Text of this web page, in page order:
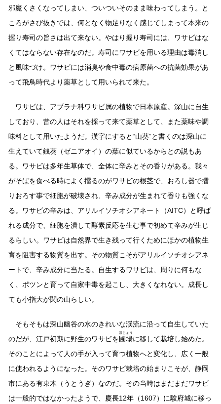
納豆 Fibee
千夜
スペシャルサイト
お酢を知ろう！
すしラボ
ぽん酢サワー
鍋奉行マニュアル
ミツカンのCM
ロングセラー商品 ＋ おすすめレシピ
人気商品 ＋ おすすめレシピ
MIM（ミツカンミュージアム）
各部門が大切にしていること
キッザニア東京「ぽん酢工房」
販売終了製品のご案内
お問い合わせ
地図から取り扱い店舗を探す
ミツカン公式通販
検索
業務用サイト ミツカングループについて 製造所固有記号一覧
邪魔くさくなってしまい、ついついそのまま味わってしまう。と
ころがさび抜きでは、何となく物足りなく感じてしまって本来の
握り寿司の旨さは出て来ない。やはり握り寿司には、ワサビはな
くてはならない存在なのだ。寿司にワサビを用いる理由は毒消し
と風味づけ。ワサビには消臭や食中毒の病原菌への抗菌効果があ
って飛鳥時代より薬草として用いられて来た。
ワサビは、アブラナ科ワサビ属の植物で日本原産。深山に自生
しており、昔の人はそれを採って来て薬草として、また薬味や調
味料として用いたようだ。漢字にすると“山葵”と書くのは深山に
生えていて銭葵（ゼニアオイ）の葉に似ているからとの説もあ
る。ワサビは多年生草体で、全体に辛みとその香りがある。我々
がそばを食べる時によく擂るのがワサビの根茎で、おろし器で擂
りおろす事で細胞が破壊され、辛み成分が生まれて香りも強くな
る。ワサビの辛みは、アリルイソチオシアネート（AITC）と呼ば
れる成分で、細胞を潰して酵素反応を生む事で初めて辛みが生じ
るらしい。ワサビは自然界で生き残って行くためにほかの植物生
育を阻害する物質を出す。その物質こそがアリルイソチオシアネ
ートで、辛み成分に当たる。自生するワサビは、周りに何もな
く、ポツンと育って自家中毒を起こし、大きくなれない。成長し
ても小指大が関の山らしい。
そもそもは深山幽谷の水のきれいな渓流に沿って自生していた
のだが、江戸初期に野生のワサビを圃場
ほじょう
に移して栽培し始めた。
そのことによって人の手が入って育つ植物へと変化し、広く一般
に使われるようになった。そのワサビ栽培の始まりこそが、静岡
市にある有東木（うとうぎ）なのだ。その当時はまだまだワサビ
は一般的ではなかったようで、慶長12年（1607）に駿府城に移っ